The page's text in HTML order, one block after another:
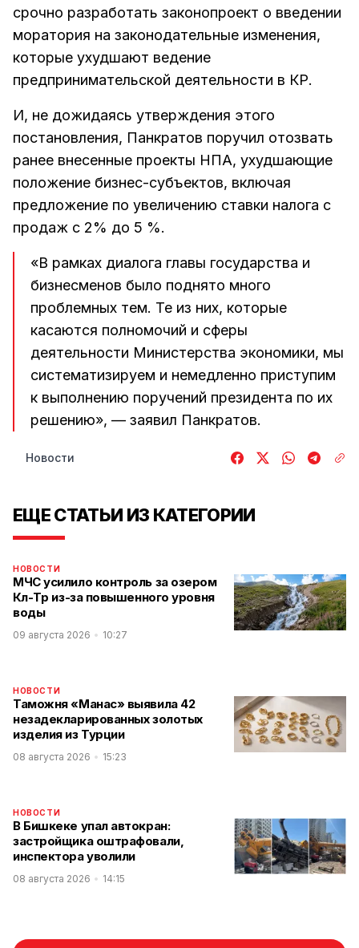
срочно разработать законопроект о введении
моратория на законодательные изменения,
которые ухудшают ведение
предпринимательской деятельности в КР.
И, не дожидаясь утверждения этого
постановления, Панкратов поручил отозвать
ранее внесенные проекты НПА, ухудшающие
положение бизнес-субъектов, включая
предложение по увеличению ставки налога с
продаж с 2% до 5 %.
«В рамках диалога главы государства и
бизнесменов было поднято много
проблемных тем. Те из них, которые
касаются полномочий и сферы
деятельности Министерства экономики, мы
систематизируем и немедленно приступим
к выполнению поручений президента по их
решению», — заявил Панкратов.
Новости
ЕЩЕ СТАТЬИ ИЗ КАТЕГОРИИ
НОВОСТИ
МЧС усилило контроль за озером
Көл-Төр из-за повышенного уровня
воды
09 августа 2026 10:27
НОВОСТИ
Таможня «Манас» выявила 42
незадекларированных золотых
изделия из Турции
08 августа 2026 15:23
НОВОСТИ
В Бишкеке упал автокран:
застройщика оштрафовали,
инспектора уволили
08 августа 2026 14:15